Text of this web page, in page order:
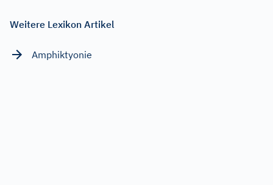
Weitere Lexikon Artikel
Amphiktyonie